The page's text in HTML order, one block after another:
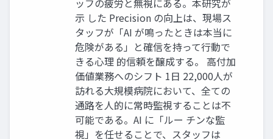
示 した Precision の向上は、現場ス
タッフが「AI が鳴ったときは本当に
危険がある」と確信を持って行動で
きる心理 的信頼を醸成する。 高付加
価値業務へのシフト 1日 22,000人が
訪れる大規模病院において、全ての
通路を人的に常時監視することは不
可能である。AI に「ルー チンな監
視」を任せることで、スタッフは